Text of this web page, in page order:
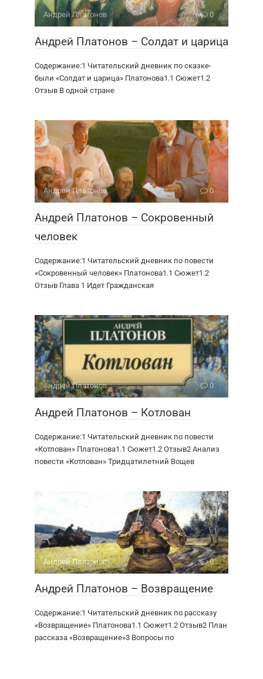
Андрей Платонов 0
Андрей Платонов – Солдат и царица
Содержание:1 Читательский дневник по сказке-
были «Солдат и царица» Платонова1.1 Сюжет1.2
Отзыв В одной стране
Андрей Платонов 0
Андрей Платонов – Сокровенный
человек
Содержание:1 Читательский дневник по повести
«Сокровенный человек» Платонова1.1 Сюжет1.2
Отзыв Глава 1 Идет Гражданская
Андрей Платонов 0
Андрей Платонов – Котлован
Содержание:1 Читательский дневник по повести
«Котлован» Платонова1.1 Сюжет1.2 Отзыв2 Анализ
повести «Котлован» Тридцатилетний Вощев
Андрей Платонов 0
Андрей Платонов – Возвращение
Содержание:1 Читательский дневник по рассказу
«Возвращение» Платонова1.1 Сюжет1.2 Отзыв2 План
рассказа «Возвращение»3 Вопросы по